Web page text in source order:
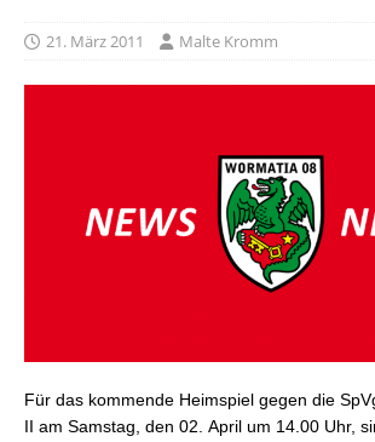
21. März 2011 Malte Kromm
Für das kommende Heimspiel gegen die
II am Samstag, den 02. April um 14.00 Uhr,